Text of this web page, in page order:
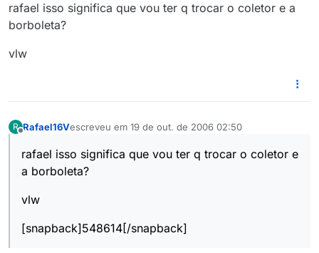
rafael isso significa que vou ter q trocar o coletor e a
borboleta?
vlw
R Rafael16Vescreveu em 19 de out. de 2006 02:50
última edição por
rafael isso significa que vou ter q trocar o coletor e
a borboleta?
vlw
[snapback]548614[/snapback]